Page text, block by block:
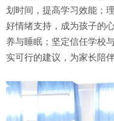
划时间，提高学习效能；
好情绪支持，成为孩子的
养与睡眠；坚定信任学校
实可行的建议，为家长陪